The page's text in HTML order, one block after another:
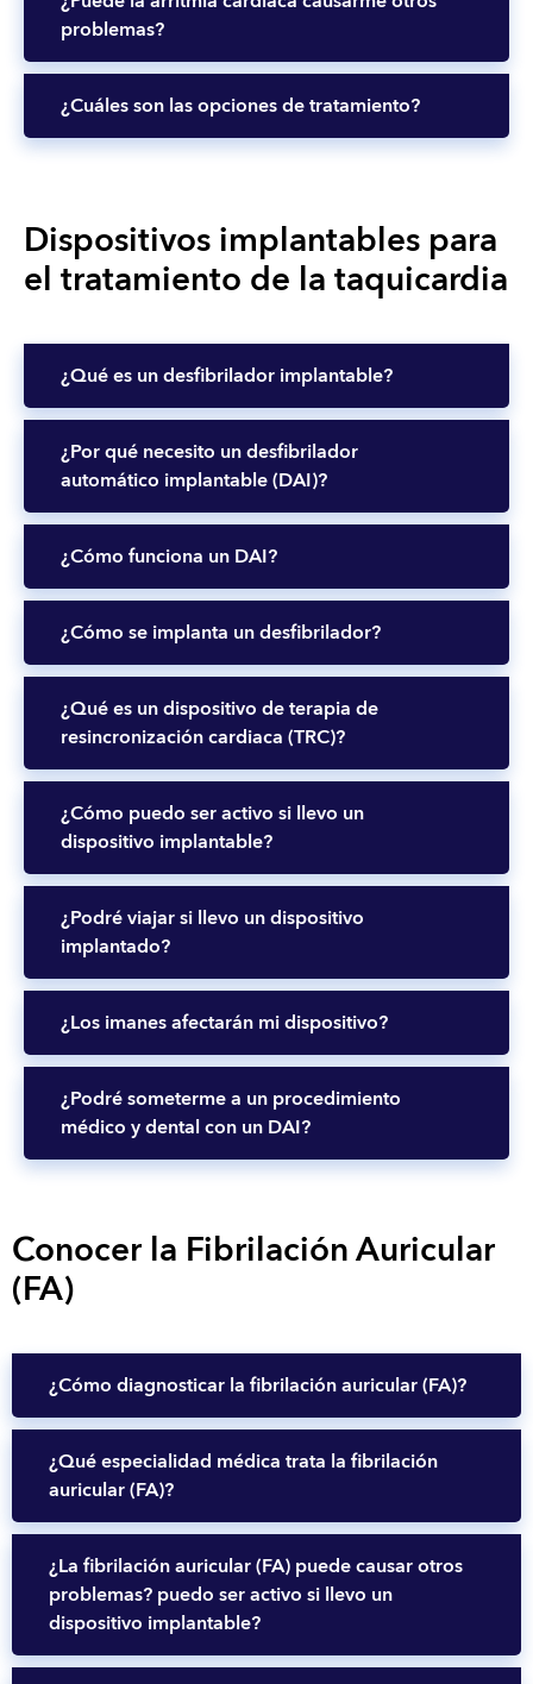
problemas?
¿Cuáles son las opciones de tratamiento?
Dispositivos implantables para
el tratamiento de la taquicardia
¿Qué es un desfibrilador implantable?
¿Por qué necesito un desfibrilador
automático implantable (DAI)?
¿Cómo funciona un DAI?
¿Cómo se implanta un desfibrilador?
¿Qué es un dispositivo de terapia de
resincronización cardiaca (TRC)?
¿Cómo puedo ser activo si llevo un
dispositivo implantable?
¿Podré viajar si llevo un dispositivo
implantado?
¿Los imanes afectarán mi dispositivo?
¿Podré someterme a un procedimiento
médico y dental con un DAI?
Conocer la Fibrilación Auricular
(FA)
¿Cómo diagnosticar la fibrilación auricular (FA)?
¿Qué especialidad médica trata la fibrilación
auricular (FA)?
¿La fibrilación auricular (FA) puede causar otros
problemas? puedo ser activo si llevo un
dispositivo implantable?